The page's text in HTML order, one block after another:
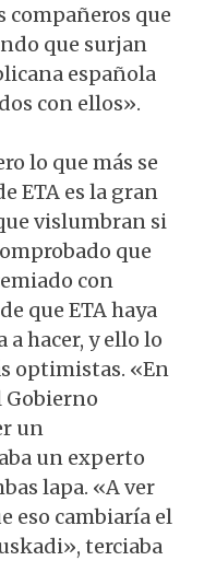
compañeros que
que surjan
española
con ellos».
lo que más se
ETA es la gran
vislumbran si
que
con
que ETA haya
a hacer, y ello lo
optimistas. «En
Gobierno
un
un experto
lapa. «A ver
eso cambiaría el
terciaba